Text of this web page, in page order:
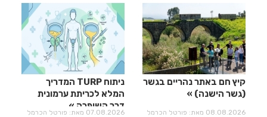
קיץ חם באתר נהריים בגשר
(גשר הישנה)
08.08.2026 מאת: פורטל הכרמל
ניתוח TURP המדריך
המלא לכריתת ערמונית
דרך השופכה
07.08.2026 מאת: פורטל הכרמל